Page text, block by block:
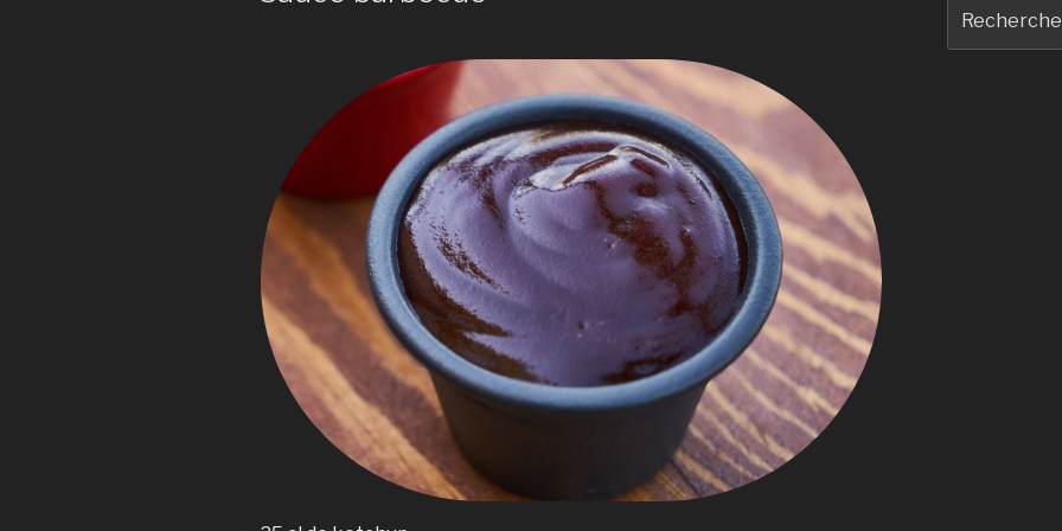
pour
: